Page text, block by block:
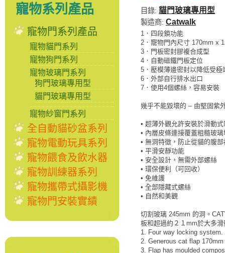
寵物系列產品
寵物門系列產品
寵物貓門系列
寵物狗門系列
寵物玻璃門系列
狗門玻璃專用型
貓門玻璃專用型
寵物紗窗門系列
全自動貓砂盆系列
寵物電動玩具系列
寵物餵食及飲水器
寵物訓練器系列
寵物攜帶式攝影機
寵物門安裝實績
目錄: 貓門玻璃專用型
製造商: Catwalk
1．四段鎖功能
2．寵物門內尺寸 170mm x
3．門板密封膠複合成型
4．自動磁鐵門板定位
5．壓模薄邊密封以降低受極
6．外部自行排水出口
7．使用4個螺絲，容易安裝
幾乎不能毀壞的 – 由堅固紫
• 超薄外觀允許安裝於滑動式
• 內層皮條連接覆蓋粗糙玻璃
• 無洞特徵，防止從貓的腹
• 平滑安靜功能
• 安全設計，無需外部螺絲
• 環保便利（可回收）
• 免維護
• 全部隱藏式螺絲
• 自然和美觀
切割玻璃 245mm 的洞。
板和超過約２１mm於大多
1. Four way locking system.
2. Generous cat flap
3. Flap has moulded